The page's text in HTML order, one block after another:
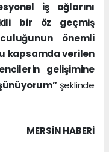
iş ağlarını
bir öz geçmiş
önemli
kapsamda verilen
gelişimine
şeklinde
MERSIN HABERİ